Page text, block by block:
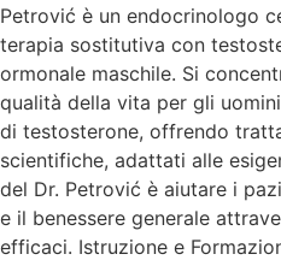
Petrović è un endocrinologo
terapia sostitutiva con
ormonale maschile. Si
qualità della vita per gli
di testosterone, offrendo
scientifiche, adattati alle
del Dr. Petrović è aiutare i
e il benessere generale
efficaci. Istruzione e